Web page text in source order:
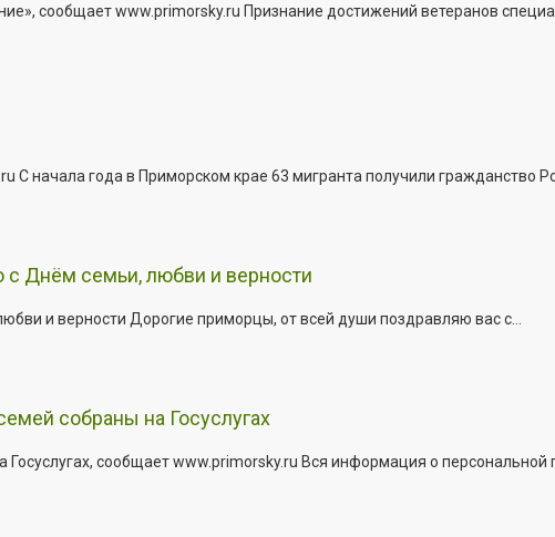
сообщает www.primorsky.ru Признание достижений ветеранов
начала года в Приморском крае 63 мигранта получили гражданство
с Днём семьи, любви и верности
и верности Дорогие приморцы, от всей души поздравляю вас с...
собраны на Госуслугах
сообщает www.primorsky.ru Вся информация о персональной